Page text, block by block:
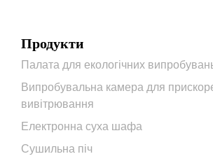
Продукти
Палата для екологічних
Випробувальна камера для
вивітрювання
Електронна суха шафа
Сушильна піч